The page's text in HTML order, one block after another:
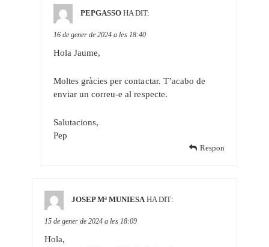
PEPGASSO HA DIT:
16 de gener de 2024 a les 18:40
Hola Jaume,
Moltes gràcies per contactar. T’acabo de
enviar un correu-e al respecte.
Salutacions,
Pep
Respon
JOSEP Mª MUNIESA HA DIT:
15 de gener de 2024 a les 18:09
Hola,